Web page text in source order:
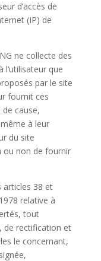
d’accès de
(IP) de
ne collecte des
que
par le site
fournit ces
cause,
à leur
du site
ou non de fournir
articles 38 et
relative à
tout
de rectification et
le concernant,